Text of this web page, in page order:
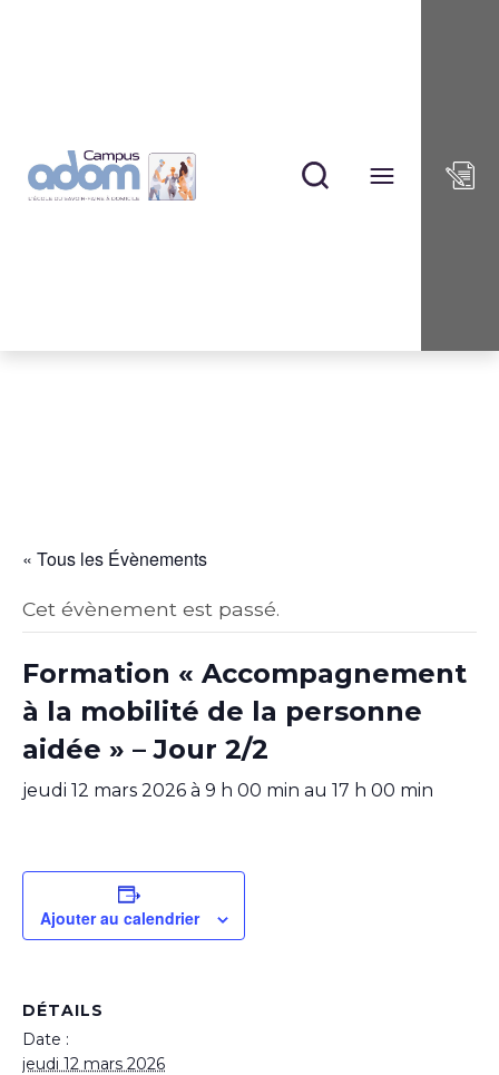
« Tous les Évènements
Cet évènement est passé.
Formation « Accompagnement
à la mobilité de la personne
aidée » – Jour 2/2
jeudi 12 mars 2026 à 9 h 00 min au 17 h 00 min
Ajouter au calendrier
DÉTAILS
Date :
jeudi 12 mars 2026